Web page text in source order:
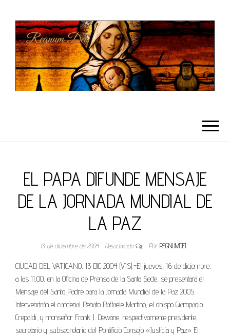
EL PAPA DIFUNDE MENSAJE
DE LA JORNADA MUNDIAL DE
LA PAZ
13 de diciembre de 2004 Desactivado Por REGNUMDEI
CIUDAD DEL VATICANO, 13 DIC 2004 (VIS).-El jueves, 16 de diciembre,
a las 11,00, en la Oficina de Prensa de la Santa Sede, se presentará el
Mensaje del Santo Padre para la Jornada Mundial de la Paz 2005.
Intervendrán el cardenal Renato Raffaele Martino, el obispo Giampaolo
Crepaldi, y monseñor Frank J. Dewane, respectivamente presidente,
secretario y subsecretario del Pontificio Consejo «Justicia y Paz» El